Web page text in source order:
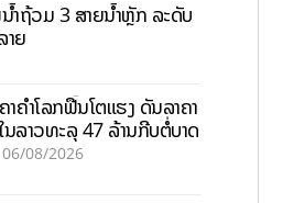
າຖ້ວມ 3 ສາຍນໍ້າຫຼັກ ລະດັບ
າຍ
າຄຳໂລກຟື້ນໂຕແຮງ ດັນລາຄາ
ນລາວທະລຸ 47 ລ້ານກີບຕໍ່ບາດ
06/08/2026